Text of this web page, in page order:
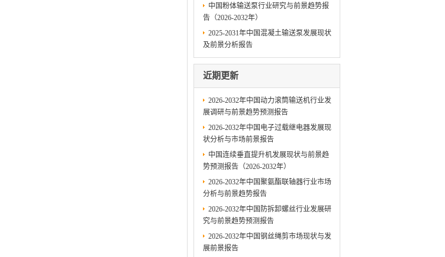
中国粉体输送泵行业研究与前景趋势报
告（2026-2032年）
2025-2031年中国混凝土输送泵发展现状
及前景分析报告
近期更新
2026-2032年中国动力滚筒输送机行业发
展调研与前景趋势预测报告
2026-2032年中国电子过载继电器发展现
状分析与市场前景报告
中国连续垂直提升机发展现状与前景趋
势预测报告（2026-2032年）
2026-2032年中国聚氨酯联轴器行业市场
分析与前景趋势报告
2026-2032年中国防拆卸螺丝行业发展研
究与前景趋势预测报告
2026-2032年中国钢丝绳剪市场现状与发
展前景报告